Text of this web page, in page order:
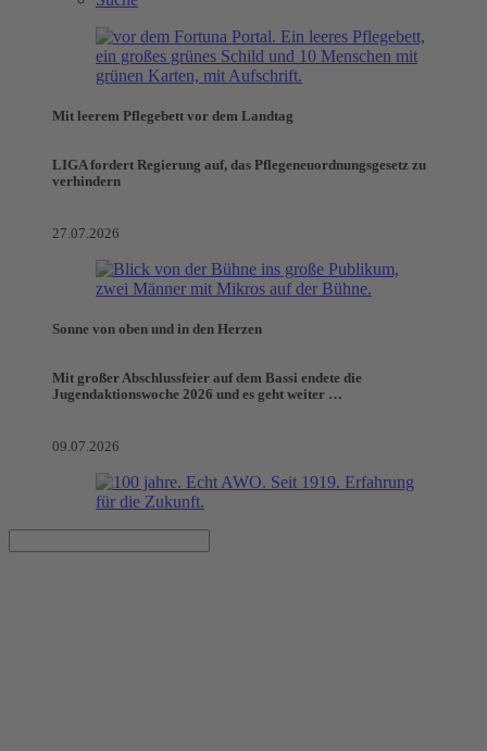
Mit leerem Pflegebett vor dem Landtag
LIGA fordert Regierung auf, das Pflegeneuordnungsgesetz zu
verhindern
27.07.2026
Sonne von oben und in den Herzen
Mit großer Abschlussfeier auf dem Bassi endete die
Jugendaktionswoche 2026 und es geht weiter …
09.07.2026